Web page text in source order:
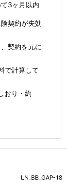
3ヶ月以内
契約が失効
契約を元に
で計算して
おり・約
LN_BB_GAP-18